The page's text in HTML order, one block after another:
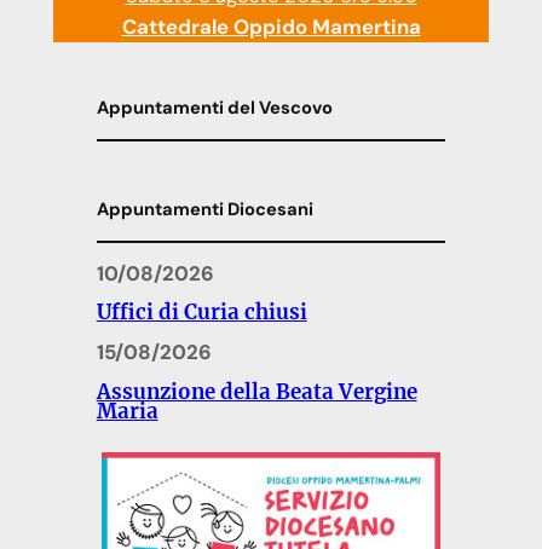
Cattedrale Oppido Mamertina
Appuntamenti del Vescovo
Appuntamenti Diocesani
10/08/2026
Uffici di Curia chiusi
15/08/2026
Assunzione della Beata Vergine
Maria